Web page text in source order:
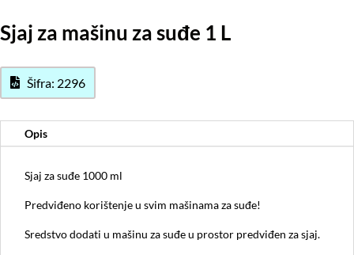
Sjaj za mašinu za suđe 1 L
Šifra: 2296
Opis
Sjaj za suđe 1000 ml
Predviđeno korištenje u svim mašinama za suđe!
Sredstvo dodati u mašinu za suđe u prostor predviđen za sjaj.